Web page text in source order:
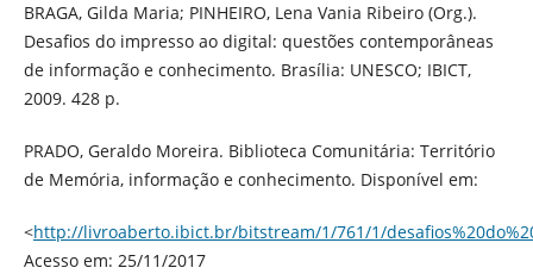
BRAGA, Gilda Maria; PINHEIRO, Lena Vania Ribeiro (Org.).
Desafios do impresso ao digital: questões contemporâneas
de informação e conhecimento. Brasília: UNESCO; IBICT,
2009. 428 p.
PRADO, Geraldo Moreira. Biblioteca Comunitária: Território
de Memória, informação e conhecimento. Disponível em:
<http://livroaberto.ibict.br/bitstream/1/761/1/
Acesso em: 25/11/2017